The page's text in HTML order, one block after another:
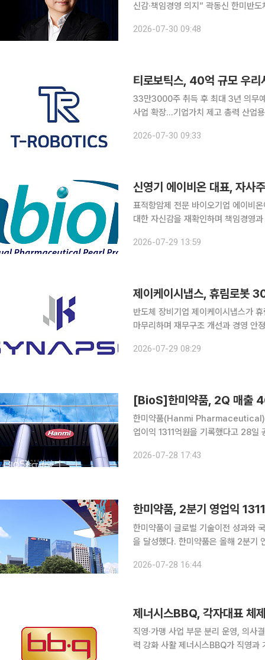
신감·책임경영 의지” 곽동신 한미반도체 회장이 사재 50억원을 투입해 회사 주식을 추가로 매입했
의지를 드러냈다. 한미반도
2026-07-30 09:48
티로보틱스, 40억 규모 우
33만3000주 취득 후 최대 3년 의무
사업 확장…기업가치 제고 총력 산업용 휴머노이드 및 자율이동로봇(AMR) 전문기업 티로보틱스가
티로보틱스는 우리사주조합을 통해
2026-07-30 09:33
표적항암제 전문 바이오기업 에이비
대한 자신감을 재확인하며 책임경영과 주주가치 제고에
다. 회사 측은 핵심 신약 파이프라인
2026-07-29 13:59
제이케이시냅스, 휴림로봇
반도체 장비기업 제이케이시냅스가
마무리하며 재무구조 개선과 경영 안정화에 나선다. 제이케이시냅스는
봇은 전액 자기자금으로 지분
2026-07-29 08:29
[BioS]한미약품, 2Q 매출
한미약품(Hanmi Pharmaceutical)
업이익 1311억원을 기록했다고 28
치를 상회하는 실적을 달성했다고 설
2026-07-28 17:43
한미약품, 2분기 영업익
한미약품이 글로벌 기술이전 성과와
을 달성했다. 한미약품은 올해 2분기 연결기준 잠정 실적으로 매출 4672억원, 영업이익 1311억원
구개발(R&D)에는 매출 대비 12.9%
2026-07-28 16:44
제너시스BBQ, 각자대표 체
직영·가맹 사업 부문 분리 운영, 의사
력 강화 사활 제너시스BBQ가 직영과 가맹 사업을 각각 전담하는 '박성진·심재선 각자대표' 체제로